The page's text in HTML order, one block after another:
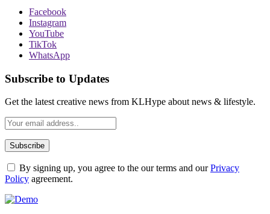
Facebook
Instagram
YouTube
TikTok
WhatsApp
Subscribe to Updates
Get the latest creative news from KLHype about news & lifestyle.
By signing up, you agree to the our terms and ourPrivacy
Policy agreement.